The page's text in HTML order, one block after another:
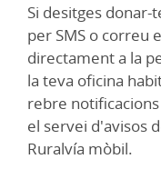
Si desitges
per SMS o correu
directament a la
la teva oficina
rebre
el servei d'avisos
Ruralvía mòbil.